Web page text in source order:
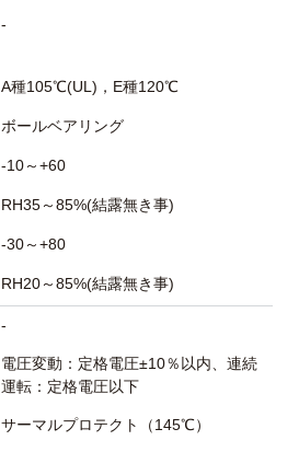
-
A種105℃(UL)，E種120℃
ボールベアリング
-10～+60
RH35～85%(結露無き事)
-30～+80
RH20～85%(結露無き事)
-
電圧変動：定格電圧±10％以内、連続
運転：定格電圧以下
サーマルプロテクト（145℃）